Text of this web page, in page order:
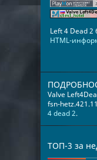
Left 4 Dead
HTML-
Valve
fsn-
4 dead 2.
ТОП-3 за